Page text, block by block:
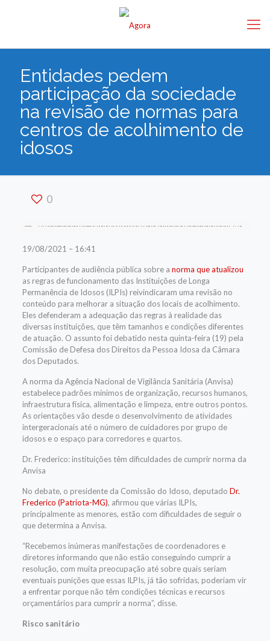
Entidades pedem
participação da sociedade
na revisão de normas para
centros de acolhimento de
idosos
0
19/08/2021 – 16:41
Participantes de audiência pública sobre a norma que atualizou
as regras de funcionamento das Instituições de Longa
Permanência de Idosos (ILPIs) reivindicaram uma revisão no
conteúdo para melhorar a situação dos locais de acolhimento.
Eles defenderam a adequação das regras à realidade das
diversas instituições, que têm tamanhos e condições diferentes
de atuação. O assunto foi debatido nesta quinta-feira (19) pela
Comissão de Defesa dos Direitos da Pessoa Idosa da Câmara
dos Deputados.
A norma da Agência Nacional de Vigilância Sanitária (Anvisa)
estabelece padrões mínimos de organização, recursos humanos,
infraestrutura física, alimentação e limpeza, entre outros pontos.
As orientações vão desde o desenvolvimento de atividades
intergeracionais até o número de cuidadores por grupo de
idosos e o espaço para corredores e quartos.
Dr. Frederico: instituições têm dificuldades de cumprir norma da
Anvisa
No debate, o presidente da Comissão do Idoso, deputado Dr.
Frederico (Patriota-MG), afirmou que várias ILPIs,
principalmente as menores, estão com dificuldades de seguir o
que determina a Anvisa.
“Recebemos inúmeras manifestações de coordenadores e
diretores informando que não estão conseguindo cumprir a
resolução, com muita preocupação até sobre quais seriam
eventuais punições que essas ILPIs, já tão sofridas, poderiam vir
a enfrentar porque não têm condições técnicas e recursos
orçamentários para cumprir a norma”, disse.
Risco sanitário